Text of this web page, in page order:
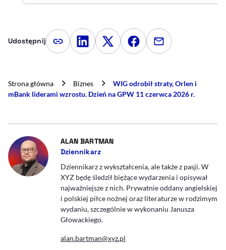
Udostępnij Kopiuj link artykułu
Udostępnij na LinkedIn
Udostępnij na Twitterze
Udostępnij na
Udostępnij
Strona główna Biznes
WIG odrobił straty, Orlen i
mBank liderami wzrostu. Dzień na GPW 11 czerwca 2026 r.
ALAN BARTMAN- AUTOR ARTYKUŁU - PROFIL
Dziennikarz
Dziennikarz z wykształcenia, ale także z pasji. W
XYZ będę śledził biężące wydarzenia i opisywał
najważniejsze z nich. Prywatnie oddany angielskiej
i polskiej piłce nożnej oraz literaturze w rodzimym
wydaniu, szczególnie w wykonaniu Janusza
Głowackiego.
alan.bartman@xyz.pl